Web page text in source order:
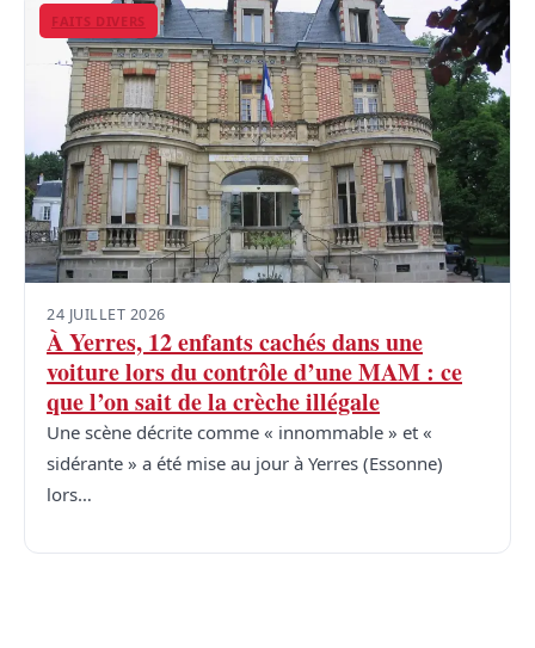
FAITS DIVERS
24 JUILLET 2026
À Yerres, 12 enfants cachés dans une
voiture lors du contrôle d’une MAM : ce
que l’on sait de la crèche illégale
Une scène décrite comme « innommable » et «
sidérante » a été mise au jour à Yerres (Essonne)
lors…